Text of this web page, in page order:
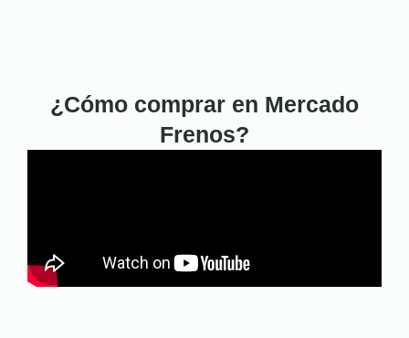
¿Cómo comprar en Mercado
Frenos?